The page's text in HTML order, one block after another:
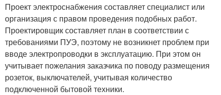
Проект электроснабжения составляет специалист или
организация с правом проведения подобных работ.
Проектировщик составляет план в соответствии с
требованиями ПУЭ, поэтому не возникнет проблем при
вводе электропроводки в эксплуатацию. При этом он
учитывает пожелания заказчика по поводу размещения
розеток, выключателей, учитывая количество
подключенной бытовой техники.